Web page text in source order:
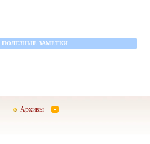
ПОЛЕЗНЫЕ ЗАМЕТКИ
Архивы